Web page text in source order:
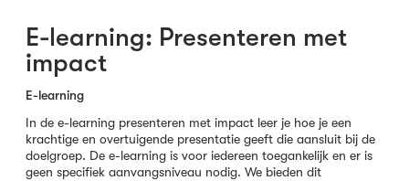
E-learning: Presenteren met
impact
E-learning
In de e-learning presenteren met impact leer je hoe je een
krachtige en overtuigende presentatie geeft die aansluit bij de
doelgroep. De e-learning is voor iedereen toegankelijk en er is
geen specifiek aanvangsniveau nodig. We bieden dit